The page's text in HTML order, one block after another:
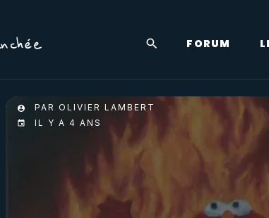
FORUM
PAR OLIVIER LAMBERT
IL Y A 4 ANS